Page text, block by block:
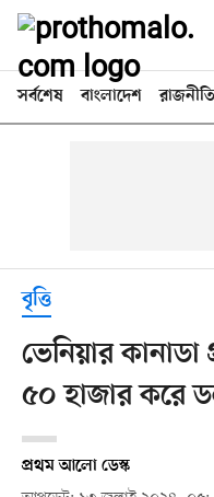
সর্বশেষ বাংলাদেশ রাজনীতি
বৃত্তি
ভেনিয়ার কানাডা
৫০ হাজার করে
প্রথম আলো ডেস্ক